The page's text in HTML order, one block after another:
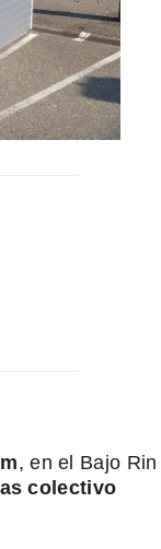
, en el Bajo Rin
colectivo